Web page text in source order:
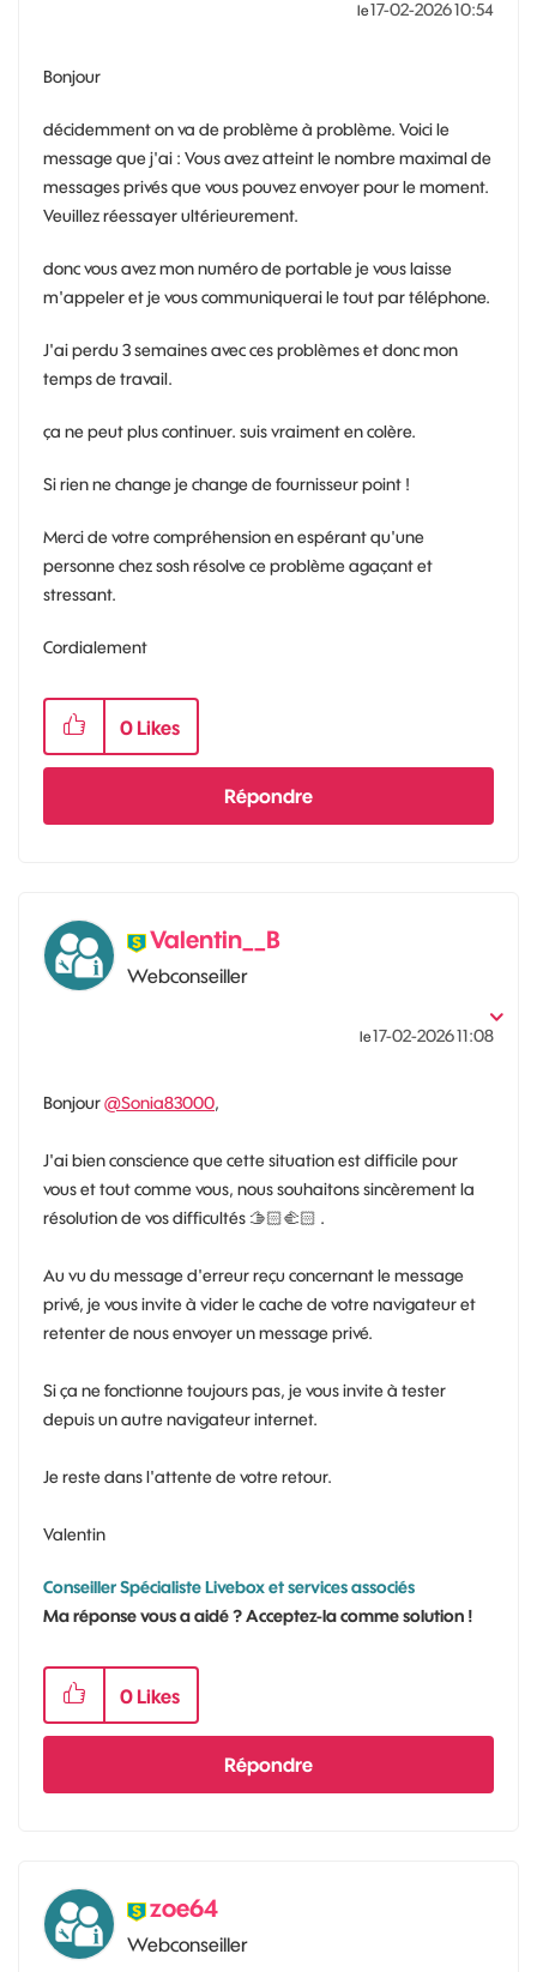
le‎17-02-202610:54
Bonjour
décidemment on va de problème à problème. Voici le
message que j'ai : Vous avez atteint le nombre maximal de
messages privés que vous pouvez envoyer pour le moment.
Veuillez réessayer ultérieurement.
donc vous avez mon numéro de portable je vous laisse
m'appeler et je vous communiquerai le tout par téléphone.
J'ai perdu 3 semaines avec ces problèmes et donc mon
temps de travail.
ça ne peut plus continuer. suis vraiment en colère.
Si rien ne change je change de fournisseur point !
Merci de votre compréhension en espérant qu'une
personne chez sosh résolve ce problème agaçant et
stressant.
Cordialement
0 Likes
Répondre
Valentin__B
Webconseiller
le‎17-02-202611:08
Bonjour@Sonia83000,
J'ai bien conscience que cette situation est difficile pour
vous et tout comme vous, nous souhaitons sincèrement la
résolution de vos difficultés 🫱🏻‍🫲🏻 .
Au vu du message d'erreur reçu concernant le message
privé, je vous invite à vider le cache de votre navigateur et
retenter de nous envoyer un message privé.
Si ça ne fonctionne toujours pas, je vous invite à tester
depuis un autre navigateur internet.
Je reste dans l'attente de votre retour.
Valentin
Conseiller Spécialiste Livebox et services associés
Ma réponse vous a aidé ? Acceptez-la comme solution !
0 Likes
Répondre
zoe64
Webconseiller